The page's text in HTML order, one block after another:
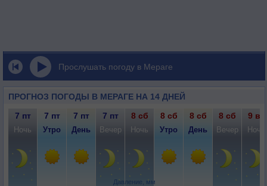
Прослушать погоду в Мераге
ПРОГНОЗ ПОГОДЫ В МЕРАГЕ НА 14 ДНЕЙ
Давление, мм
7 пт 7 пт 7 пт 7 пт 8 сб 8 сб 8 сб 8 сб 9 вс
Ночь Утро День Вечер Ночь Утро День Вечер Ночь